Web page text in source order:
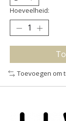
Hoeveelheid:
Toevoegen om